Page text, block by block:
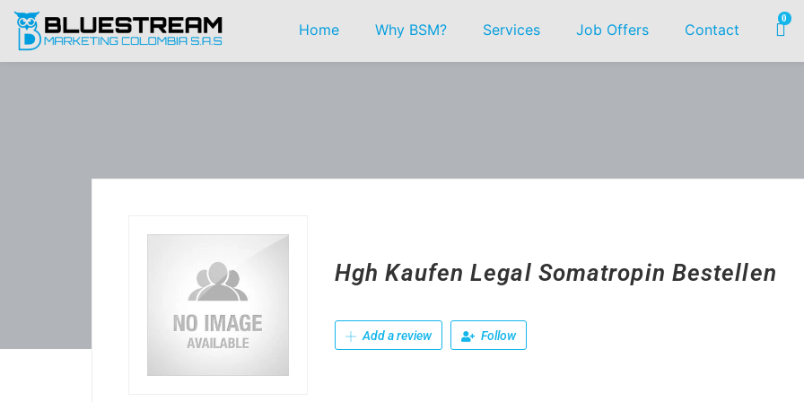
Home Why BSM? Services Job Offers Contact
0
Hgh Kaufen Legal Somatropin Bestellen
Add a review Follow